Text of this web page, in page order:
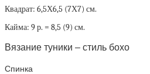
Квадрат: 6,5Х6,5 (7Х7) см.
Кайма: 9 р. = 8,5 (9) см.
Вязание туники – стиль бохо
Спинка